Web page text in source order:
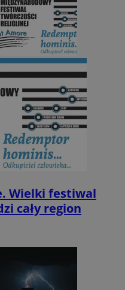
Wielki festiwal
cały region